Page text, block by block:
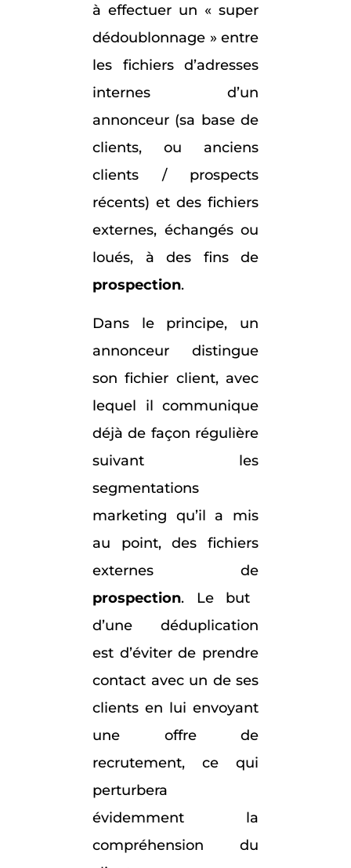
à effectuer un « super
dédoublonnage » entre
les fichiers d’adresses
internes d’un
annonceur (sa base de
clients, ou anciens
clients / prospects
récents) et des fichiers
externes, échangés ou
loués, à des fins de
prospection.
Dans le principe, un
annonceur distingue
son fichier client, avec
lequel il communique
déjà de façon régulière
suivant les
segmentations
marketing qu’il a mis
au point, des fichiers
externes de
prospection. Le but
d’une déduplication
est d’éviter de prendre
contact avec un de ses
clients en lui envoyant
une offre de
recrutement, ce qui
perturbera
évidemment la
compréhension du